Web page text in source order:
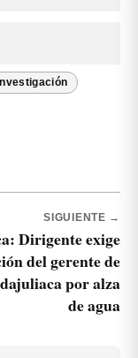
SIGUIENTE →
Dirigente exige
del gerente de
por alza
de agua